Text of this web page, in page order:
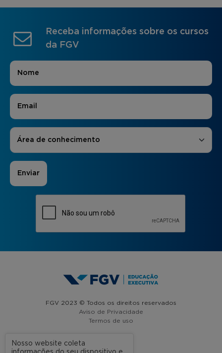
Receba informações sobre os cursos
da FGV
Nome
E-mail
Áreas de Interesse
Área de conhecimento
FGV 2023 © Todos os direitos reservados
Aviso de Privacidade
Termos de uso
Nosso website coleta